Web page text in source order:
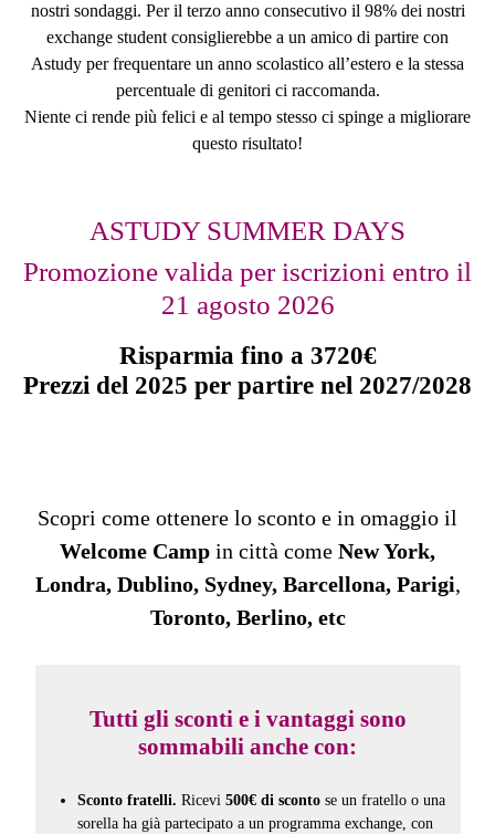
nostri sondaggi. Per il terzo anno consecutivo il 98% dei nostri
exchange student consiglierebbe a un amico di partire con
Astudy per frequentare un anno scolastico all’estero e la stessa
percentuale di genitori ci raccomanda.
Niente ci rende più felici e al tempo stesso ci spinge a migliorare
questo risultato!
ASTUDY SUMMER DAYS
Promozione valida per iscrizioni entro il
21 agosto 2026
Risparmia fino a 3720€
Prezzi del 2025 per partire nel 2027/2028
Scopri come ottenere lo sconto e in omaggio il
Welcome Camp in città come New York,
Londra, Dublino, Sydney, Barcellona, Parigi,
Toronto, Berlino, etc
Tutti gli sconti e i vantaggi sono
sommabili anche con:
Sconto fratelli. Ricevi 500€ di sconto se un fratello o una
sorella ha già partecipato a un programma exchange, con